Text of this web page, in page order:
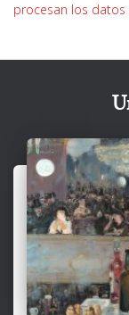
procesan los